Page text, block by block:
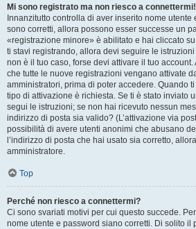
Mi sono registrato ma non riesco a connettermi!
Innanzitutto controlla di aver inserito nome utente
sono corretti, allora possono esser successe un
«registrazione minore» è abilitato e hai cliccato su
ti stavi registrando, allora devi seguire le
non è il tuo caso, forse devi attivare il tuo
che tutte le nuove registrazioni vengano attivate
amministratori, prima di poter accedere. Quando
tipo di attivazione è richiesta. Se ti è stato inviato
segui le istruzioni; se non hai ricevuto nessun
indirizzo di posta sia valido? (L’attivazione via
possibilità di avere utenti anonimi che abusano
l’indirizzo di posta che hai usato sia corretto,
amministratore.
Top
Perché non riesco a connettermi?
Ci sono svariati motivi per cui questo succede.
nome utente e password siano corretti. Di solito il